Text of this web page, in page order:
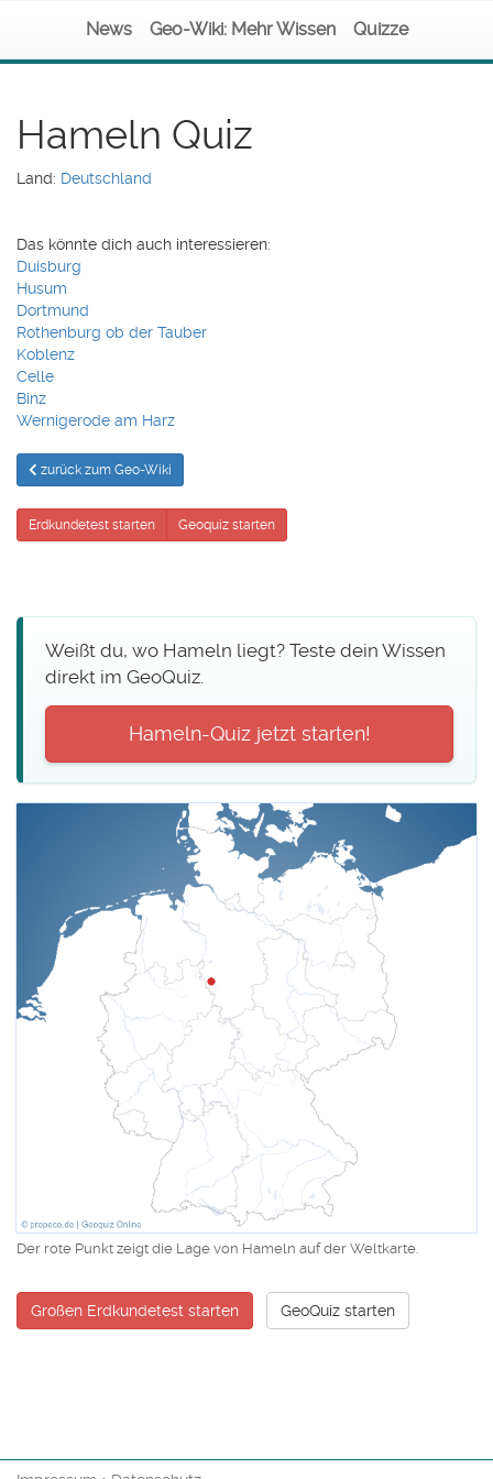
News Geo-Wiki: Mehr Wissen Quizze
Hameln Quiz
Land: Deutschland
Das könnte dich auch interessieren:
Duisburg
Husum
Dortmund
Rothenburg ob der Tauber
Koblenz
Celle
Binz
Wernigerode am Harz
zurück zum Geo-Wiki
Erdkundetest starten Geoquiz starten
Weißt du, wo Hameln liegt? Teste dein Wissen
direkt im GeoQuiz.
Hameln-Quiz jetzt starten!
Der rote Punkt zeigt die Lage von Hameln auf der Weltkarte.
Großen Erdkundetest starten GeoQuiz starten